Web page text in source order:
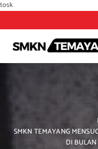
tosk
k
SMKN TEMAYANG
DI